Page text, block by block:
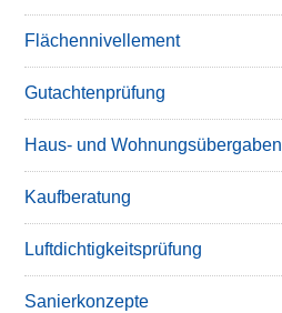
Flächennivellement
Gutachtenprüfung
Haus- und Wohnungsübergaben
Kaufberatung
Luftdichtigkeitsprüfung
Sanierkonzepte